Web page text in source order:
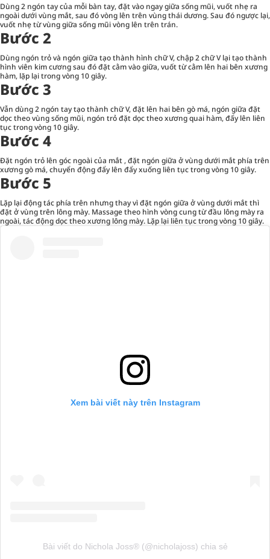
Dùng 2 ngón tay của mỗi bàn tay, đặt vào ngay giữa sống mũi, vuốt nhẹ ra
ngoài dưới vùng mắt, sau đó vòng lên trên vùng thái dương. Sau đó ngược lại,
vuốt nhẹ từ vùng giữa sống mũi vòng lên trên trán.
Bước 2
Dùng ngón trỏ và ngón giữa tạo thành hình chữ V, chập 2 chữ V lại tạo thành
hình viên kim cương sau đó đặt cằm vào giữa, vuốt từ cằm lên hai bên xương
hàm, lặp lại trong vòng 10 giây.
Bước 3
Vẫn dùng 2 ngón tay tạo thành chữ V, đặt lên hai bên gò má, ngón giữa đặt
dọc theo vùng sống mũi, ngón trỏ đặt dọc theo xương quai hàm, đẩy lên liên
tục trong vòng 10 giây.
Bước 4
Đặt ngón trỏ lên góc ngoài của mắt , đặt ngón giữa ở vùng dưới mắt phía trên
xương gò má, chuyển động đẩy lên đẩy xuống liên tục trong vòng 10 giây.
Bước 5
Lặp lại động tác phía trên nhưng thay vì đặt ngón giữa ở vùng dưới mắt thì
đặt ở vùng trên lông mày. Massage theo hình vòng cung từ đầu lông mày ra
ngoài, tác động dọc theo xương lông mày. Lặp lại liên tục trong vòng 10 giây.
Xem bài viết này trên Instagram
Bài viết do Nichola Joss®️ (@nicholajoss) chia sẻ